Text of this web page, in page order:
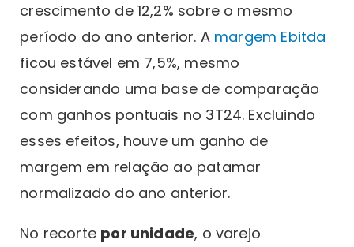
crescimento de 12,2% sobre o mesmo
período do ano anterior. A margem Ebitda
ficou estável em 7,5%, mesmo
considerando uma base de comparação
com ganhos pontuais no 3T24. Excluindo
esses efeitos, houve um ganho de
margem em relação ao patamar
normalizado do ano anterior.
No recorte por unidade, o varejo